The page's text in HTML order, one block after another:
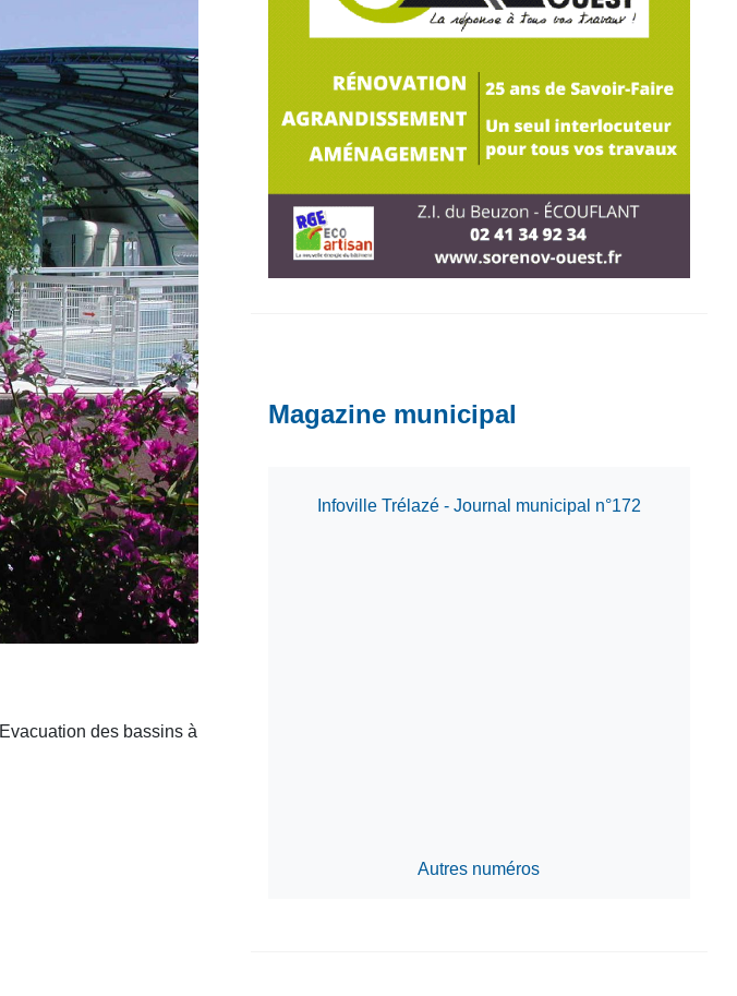
Evacuation des bassins à
Magazine municipal
Infoville Trélazé - Journal municipal n°172
Autres numéros